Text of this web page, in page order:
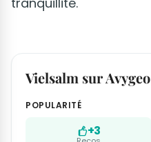
Vielsalm sur Avygeo
POPULARITÉ
+3